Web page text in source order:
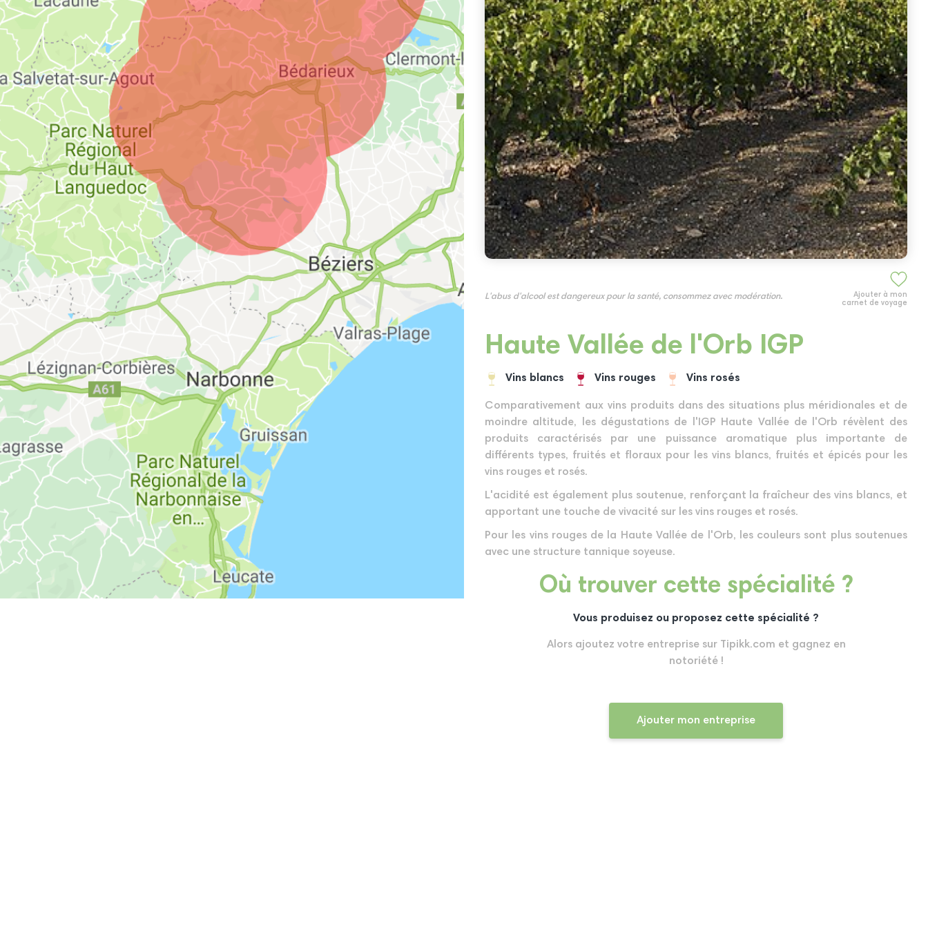
Ajouter à mon
carnet de voyage
L'abus d'alcool est dangereux pour la santé, consommez avec modération.
Haute Vallée de l'Orb IGP
Vins blancs Vins rouges Vins rosés
Comparativement aux vins produits dans des situations plus méridionales et de
moindre altitude, les dégustations de l'IGP Haute Vallée de l'Orb révèlent des
produits caractérisés par une puissance aromatique plus importante de
différents types, fruités et floraux pour les vins blancs, fruités et épicés pour les
vins rouges et rosés.
L'acidité est également plus soutenue, renforçant la fraîcheur des vins blancs, et
apportant une touche de vivacité sur les vins rouges et rosés.
Pour les vins rouges de la Haute Vallée de l'Orb, les couleurs sont plus soutenues
avec une structure tannique soyeuse.
Où trouver cette spécialité ?
Vous produisez ou proposez cette spécialité ?
Alors ajoutez votre entreprise sur Tipikk.com et gagnez en
notoriété !
Ajouter mon entreprise